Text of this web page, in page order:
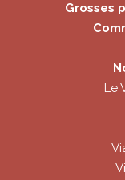
Grosses
Le